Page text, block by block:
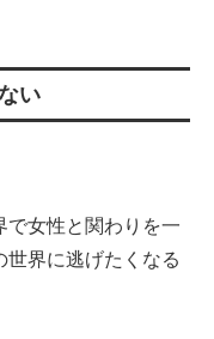
い
で女性と関わりを一
界に逃げたくなる